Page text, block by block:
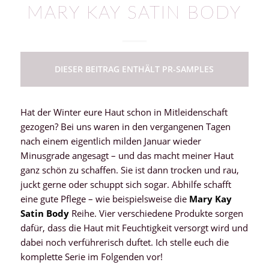
MARY KAY SATIN BODY
DIESER BEITRAG ENTHÄLT PR-SAMPLES
Hat der Winter eure Haut schon in Mitleidenschaft
gezogen? Bei uns waren in den vergangenen Tagen
nach einem eigentlich milden Januar wieder
Minusgrade angesagt – und das macht meiner Haut
ganz schön zu schaffen. Sie ist dann trocken und rau,
juckt gerne oder schuppt sich sogar. Abhilfe schafft
eine gute Pflege – wie beispielsweise die Mary Kay
Satin BodyReihe. Vier verschiedene Produkte sorgen
dafür, dass die Haut mit Feuchtigkeit versorgt wird und
dabei noch verführerisch duftet. Ich stelle euch die
komplette Serie im Folgenden vor!